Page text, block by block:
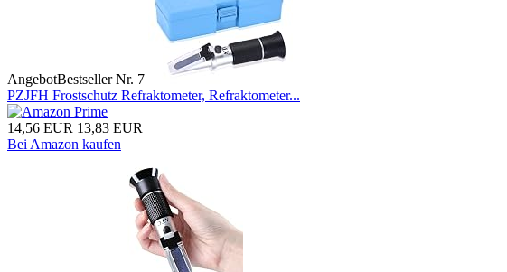
AngebotBestseller Nr. 7
PZJFH Frostschutz Refraktometer, Refraktometer...
14,56 EUR 13,83 EUR
Bei Amazon kaufen